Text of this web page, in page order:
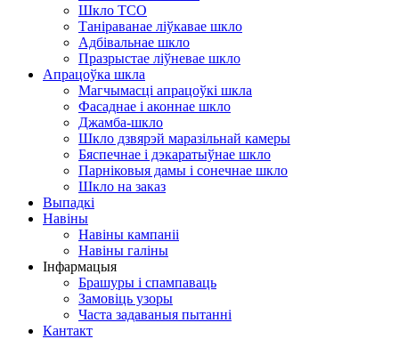
Шкло TCO
Таніраванае ліўкавае шкло
Адбівальнае шкло
Празрыстае ліўневае шкло
Апрацоўка шкла
Магчымасці апрацоўкі шкла
Фасаднае і аконнае шкло
Джамба-шкло
Шкло дзвярэй маразільнай камеры
Бяспечнае і дэкаратыўнае шкло
Парніковыя дамы і сонечнае шкло
Шкло на заказ
Выпадкі
Навіны
Навіны кампаніі
Навіны галіны
Інфармацыя
Брашуры і спампаваць
Замовіць узоры
Часта задаваныя пытанні
Кантакт